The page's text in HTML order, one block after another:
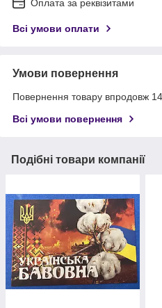
Оплата за реквізитами
Всі умови оплати
Умови повернення
Повернення товару впродовж
Всі умови повернення
Подібні товари компанії